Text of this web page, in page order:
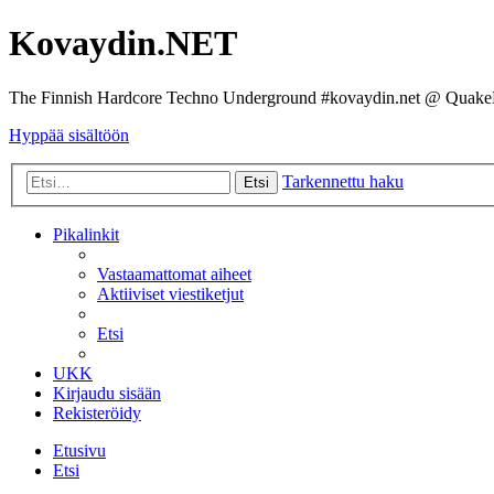
Kovaydin.NET
The Finnish Hardcore Techno Underground #kovaydin.net @
Hyppää sisältöön
Etsi Tarkennettu haku
Pikalinkit
Vastaamattomat aiheet
Aktiiviset viestiketjut
Etsi
UKK
Kirjaudu sisään
Rekisteröidy
Etusivu
Etsi